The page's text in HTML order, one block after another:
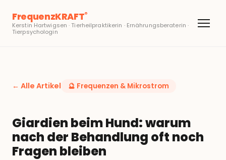
FrequenzKRAFT®
Kerstin Hartwigsen · Tierheilpraktikerin · Ernährungsberaterin ·
Tierpsychologin
← Alle Artikel 🔮 Frequenzen & Mikrostrom
Giardien beim Hund: warum
nach der Behandlung oft noch
Fragen bleiben